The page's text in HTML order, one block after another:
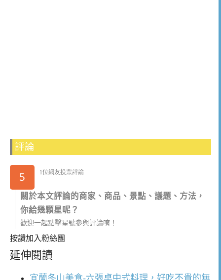
評論
5 1位網友投票評論
關於本文評論的商家、商品、景點、議題、方法，
你給幾顆星呢？
歡迎一起點擊星號參與評論唷！
按讚加入粉絲團
延伸閱讀
宜蘭冬山美食-六張桌中式料理，好吃不貴的無